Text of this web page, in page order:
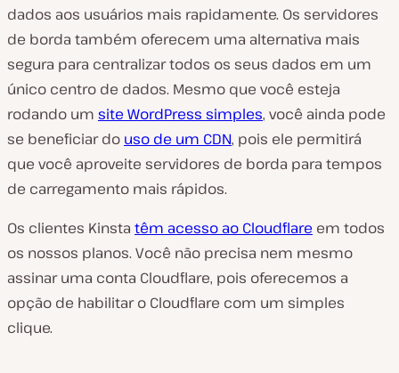
dados aos usuários mais rapidamente. Os servidores
de borda também oferecem uma alternativa mais
segura para centralizar todos os seus dados em um
único centro de dados. Mesmo que você esteja
rodando um site WordPress simples, você ainda pode
se beneficiar do uso de um CDN, pois ele permitirá
que você aproveite servidores de borda para tempos
de carregamento mais rápidos.
Os clientes Kinsta têm acesso ao Cloudflare em todos
os nossos planos. Você não precisa nem mesmo
assinar uma conta Cloudflare, pois oferecemos a
opção de habilitar o Cloudflare com um simples
clique.